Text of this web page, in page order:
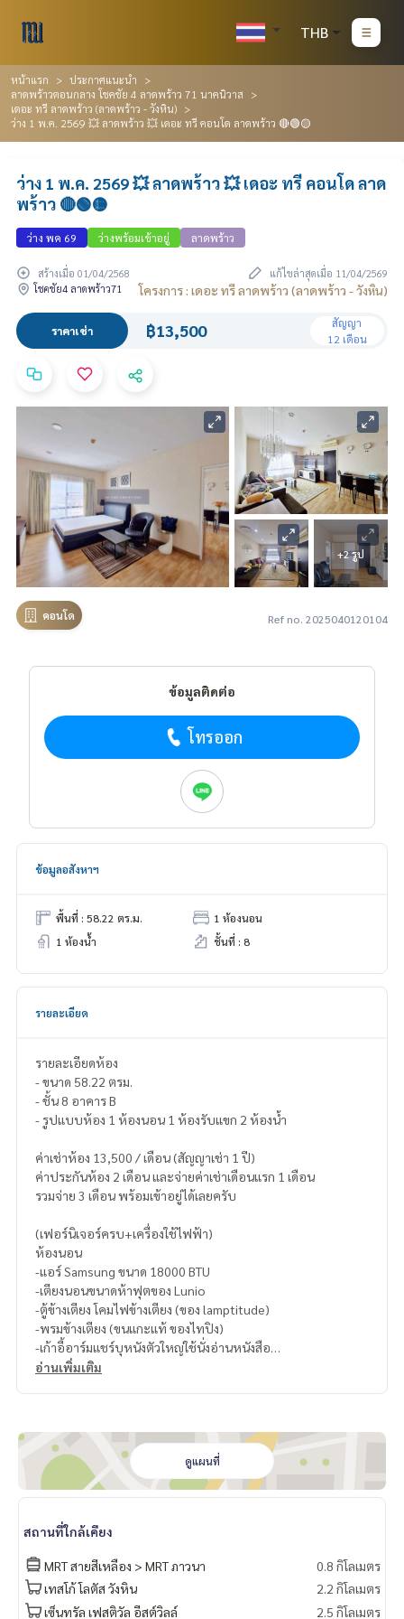
THB
หน้าแรก
ประกาศแนะนำ
ลาดพร้าวตอนกลาง โชคชัย 4 ลาดพร้าว 71 นาคนิวาส
เดอะ ทรี ลาดพร้าว (ลาดพร้าว - วังหิน)
ว่าง 1 พ.ค. 2569 💥 ลาดพร้าว 💥 เดอะ ทรี คอนโด ลาดพร้าว 🔴🟢🟡
ว่าง 1 พ.ค. 2569 💥 ลาดพร้าว 💥 เดอะ ทรี คอนโด ลาด
พร้าว 🔴🟢🟡
ว่าง พค 69 ว่างพร้อมเข้าอยู่ ลาดพร้าว
สร้างเมื่อ 01/04/2568
แก้ไขล่าสุดเมื่อ 11/04/2569
โชคชัย4 ลาดพร้าว71
โครงการ : เดอะ ทรี ลาดพร้าว (ลาดพร้าว - วังหิน)
ราคาเช่า ฿13,500
สัญญา
12 เดือน
+2 รูป
คอนโด Ref no. 2025040120104
ข้อมูลติดต่อ
โทรออก
ข้อมูลอสังหาฯ
พื้นที่ : 58.22 ตร.ม.
1 ห้องนอน
1 ห้องน้ำ
ชั้นที่ : 8
รายละเอียด
รายละเอียดห้อง
- ขนาด 58.22 ตรม.
- ชั้น 8 อาคาร B
- รูปแบบห้อง 1 ห้องนอน 1 ห้องรับแขก 2 ห้องน้ำ
ค่าเช่าห้อง 13,500 / เดือน (สัญญาเช่า 1 ปี)
ค่าประกันห้อง 2 เดือน และจ่ายค่าเช่าเดือนแรก 1 เดือน
รวมจ่าย 3 เดือน พร้อมเข้าอยู่ได้เลยครับ
(เฟอร์นิเจอร์ครบ+เครื่องใช้ไฟฟ้า)
ห้องนอน
-แอร์ Samsung ขนาด 18000 BTU
-​เตียงนอนขนาดห้าฟุตของ Lunio
-ตู้ข้างเตียง โคมไฟข้างเตียง (ของ lamptitude)
-พรมข้างเตียง (ขนแกะแท้ ของไทปิง)
-เก้าอี้อาร์มแชร์บุหนังตัวใหญ่ใช้นั่งอ่านหนังสือ
-โต๊ะกลาง
-​ม่าน 2 ชั้น
-ตู้เสื้อผ้า
-เครื่องทำน้ำอุ่น
-นาฬิกาแขวน
ห้องรับแขก
-แอร์ Samsung 18000 BTU
-โซฟารูปตัวแอล (สั่งทำ)
-พรมปูพื้นผืนใหญ่ (พรมขนสัตว์แท้ของไทปิง)
-ชั้นวางของใต้ทีวี
-ทีวี LG ขนาด 53 นิ้ว พร้อมกล่องรับสัญญานดิจิตอล
อ่านเพิ่มเติม
ดูแผนที่
สถานที่ใกล้เคียง
MRT สายสีเหลือง > MRT ภาวนา
0.8 กิโลเมตร
เทสโก้ โลตัส วังหิน
2.2 กิโลเมตร
เซ็นทรัล เฟสติวัล อีสต์วิลล์
2.5 กิโลเมตร